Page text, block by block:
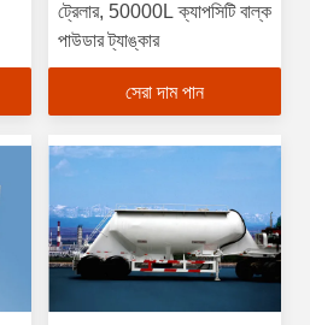
ট্রেলার, 50000L ক্যাপসিটি বাল্ক
পাউডার ট্যাঙ্কার
সেরা দাম পান